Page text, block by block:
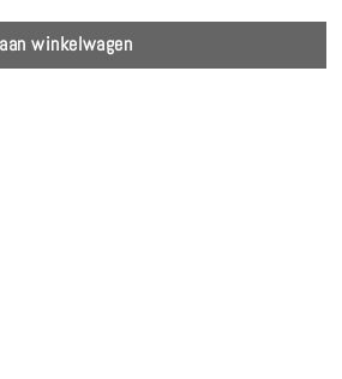
winkelwagen